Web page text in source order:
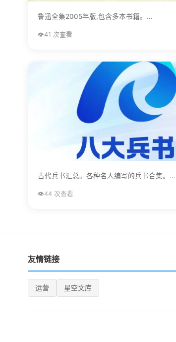
鲁迅全集2005年版,包含多本书籍。...
👁️41 次查看
古代兵书汇总。各种名人编写的兵书合集。...
👁️44 次查看
友情链接
运营 星空文库